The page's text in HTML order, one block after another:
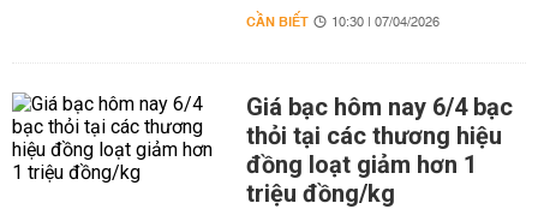
CẦN BIẾT 10:30 | 07/04/2026
Giá bạc hôm nay 6/4 bạc
thỏi tại các thương hiệu
đồng loạt giảm hơn 1
triệu đồng/kg